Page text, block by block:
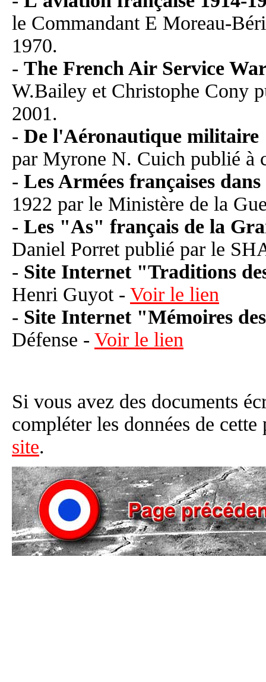
le Commandant E Moreau-
1970.
- The French Air Service
W.Bailey et Christophe Cony
2001.
- De l'Aéronautique
par Myrone N. Cuich publié à
- Les Armées françaises
1922 par le Ministère de la
- Les "As" français de la
Daniel Porret publié par le
- Site Internet "Traditions
Henri Guyot - Voir le lien
- Site Internet "Mémoires
Défense - Voir le lien
Si vous avez des documents
compléter les données de
site.